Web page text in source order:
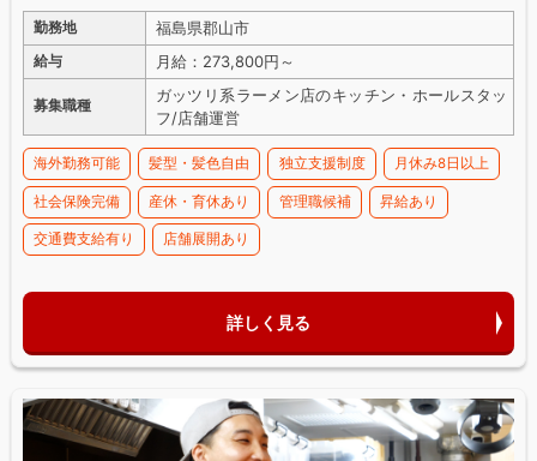
勤務地 福島県郡山市
給与 月給：273,800円～
募集職種
ガッツリ系ラーメン店のキッチン・ホールスタッ
フ/店舗運営
海外勤務可能 髪型・髪色自由 独立支援制度 月休み8日以上
社会保険完備 産休・育休あり 管理職候補 昇給あり
交通費支給有り 店舗展開あり
詳しく見る